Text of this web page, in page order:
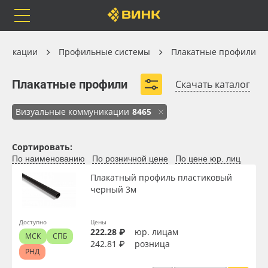
Каталог
Orafol
Бренды
Оплата
Весь каталог
Рулонные материалы
Самоклеящиеся плёнки
Чернила
Профильные системы Плакатные профили
Плакатные профили Скачать каталог
Визуальные коммуникации 8465
Профильные системы
Материал
Страна происхождения
Сортировать:
По наименованию По розничной цене По цене юр. лиц
Плакатный профиль пластиковый
черный 3м
Цены
222.28 ₽
юр. лицам
242.81 ₽
розница
Доступно
МСК
СПБ
РНД